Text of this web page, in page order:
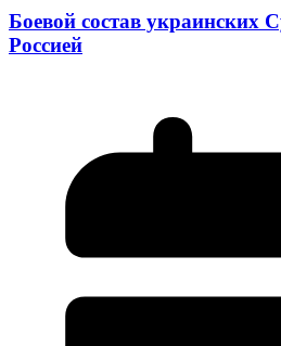
Боевой состав украинских
Россией